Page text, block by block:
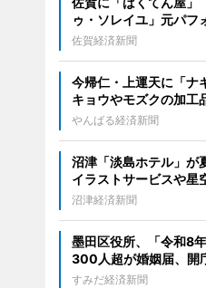
ゥ・ソレイユ」元パフ
佐賀経済新聞
今帰仁・上運天に「
キョウやモズクの加工
やんばる経済新聞
沼津「淡島ホテル」が
イラストサービスや星
沼津経済新聞
墨田区役所、「令和8
300人超が婚姻届、開
すみだ経済新聞